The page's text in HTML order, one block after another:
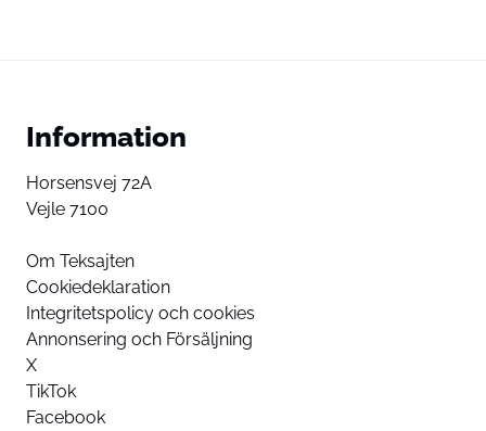
Information
Horsensvej 72A
Vejle 7100
Om Teksajten
Cookiedeklaration
Integritetspolicy och cookies
Annonsering och Försäljning
X
TikTok
Facebook